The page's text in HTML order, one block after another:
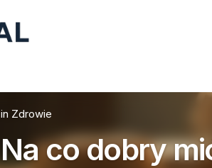
in Zdrowie
Na co dobry